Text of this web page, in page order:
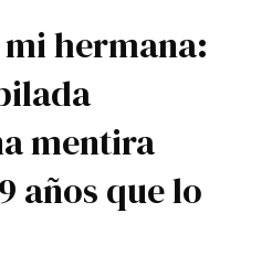
hermana:
mentira
años que lo